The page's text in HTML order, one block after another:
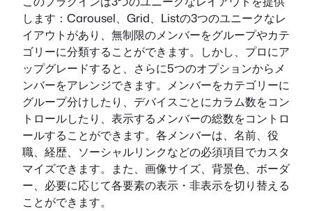
します：Carousel、Grid、Listの3つのユニークなレ
イアウトがあり、無制限のメンバーをグループやカテ
ゴリーに分類することができます。しかし、プロにア
ップグレードすると、さらに5つのオプションからメ
ンバーをアレンジできます。メンバーをカテゴリーに
グループ分けしたり、デバイスごとにカラム数をコン
トロールしたり、表示するメンバーの総数をコントロ
ールすることができます。各メンバーは、名前、役
職、経歴、ソーシャルリンクなどの必須項目でカスタ
マイズできます。また、画像サイズ、背景色、ボーダ
ー、必要に応じて各要素の表示・非表示を切り替える
ことができます。